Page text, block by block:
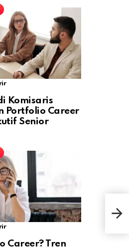
Komisaris
Portfolio Career
Senior
Career? Tren